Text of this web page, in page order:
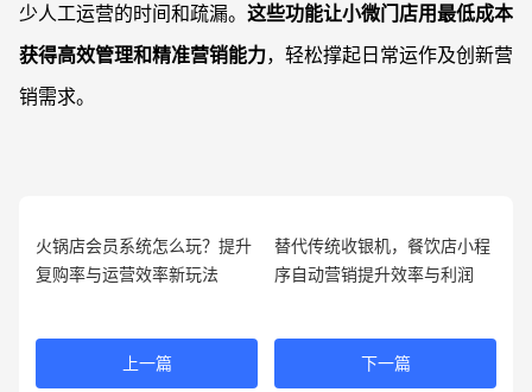
少人工运营的时间和疏漏。 这些功能让小微门店用最低成本
获得高效管理和精准营销能力，轻松撑起日常运作及创新营
销需求。
火锅店会员系统怎么玩？提升
复购率与运营效率新玩法
上一篇
替代传统收银机，餐饮店小程
序自动营销提升效率与利润
下一篇